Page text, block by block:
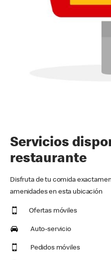
Servicios
restaurante
Disfruta de tu comida
amenidades en esta ubicación
Ofertas móviles
Auto-servicio
Pedidos móviles